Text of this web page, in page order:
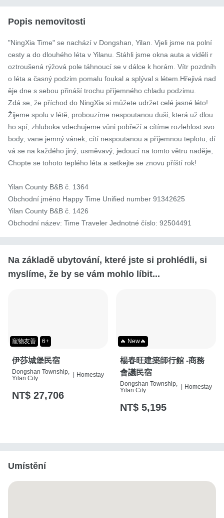
Popis nemovitosti
"NingXia Time" se nachází v Dongshan, Yilan. Vjeli jsme na polní
cesty a do dlouhého léta v Yilanu. Stáhli jsme okna auta a viděli r
oztroušená rýžová pole táhnoucí se v dálce k horám. Vítr pozdníh
o léta a časný podzim pomalu foukal a splýval s létem.Hřejivá nad
ěje dne s sebou přináší trochu příjemného chladu podzimu.
Zdá se, že příchod do NingXia si můžete udržet celé jasné léto!
Žijeme spolu v létě, probouzíme nespoutanou duši, která už dlou
ho spí; zhluboka vdechujeme vůni pobřeží a cítíme rozlehlost svo
body; vane jemný vánek, cítí nespoutanou a příjemnou teplotu, dí
vá se na každého jiný, usměvavý, jedoucí na tomto větru naděje,
Chopte se tohoto teplého léta a setkejte se znovu příští rok!
Yilan County B&B č. 1364
Obchodní jméno Happy Time Unified number 91342625
Yilan County B&B č. 1426
Obchodní název: Time Traveler Jednotné číslo: 92504491
Na základě ubytování, které jste si prohlédli, si
myslíme, že by se vám mohlo líbit...
寵物友善 6+
伊莎城堡民宿
Dongshan Township,
Yilan City
Homestay
NT$ 27,706
🔥 New🔥
楊春旺建築師行館 -商務
會議民宿
Dongshan Township,
Yilan City
Homestay
NT$ 5,195
Umístění